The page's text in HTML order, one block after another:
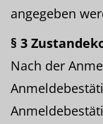
angegeben
§ 3
Nach der